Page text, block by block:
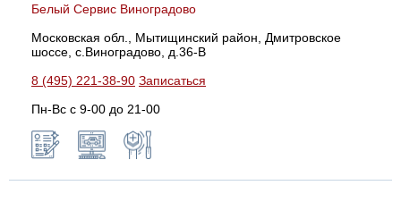
Белый Сервис Виноградово
Московская обл., Мытищинский район, Дмитровское
шоссе, с.Виноградово, д.36-В
8 (495) 221-38-90 Записаться
Пн-Вс с 9-00 до 21-00